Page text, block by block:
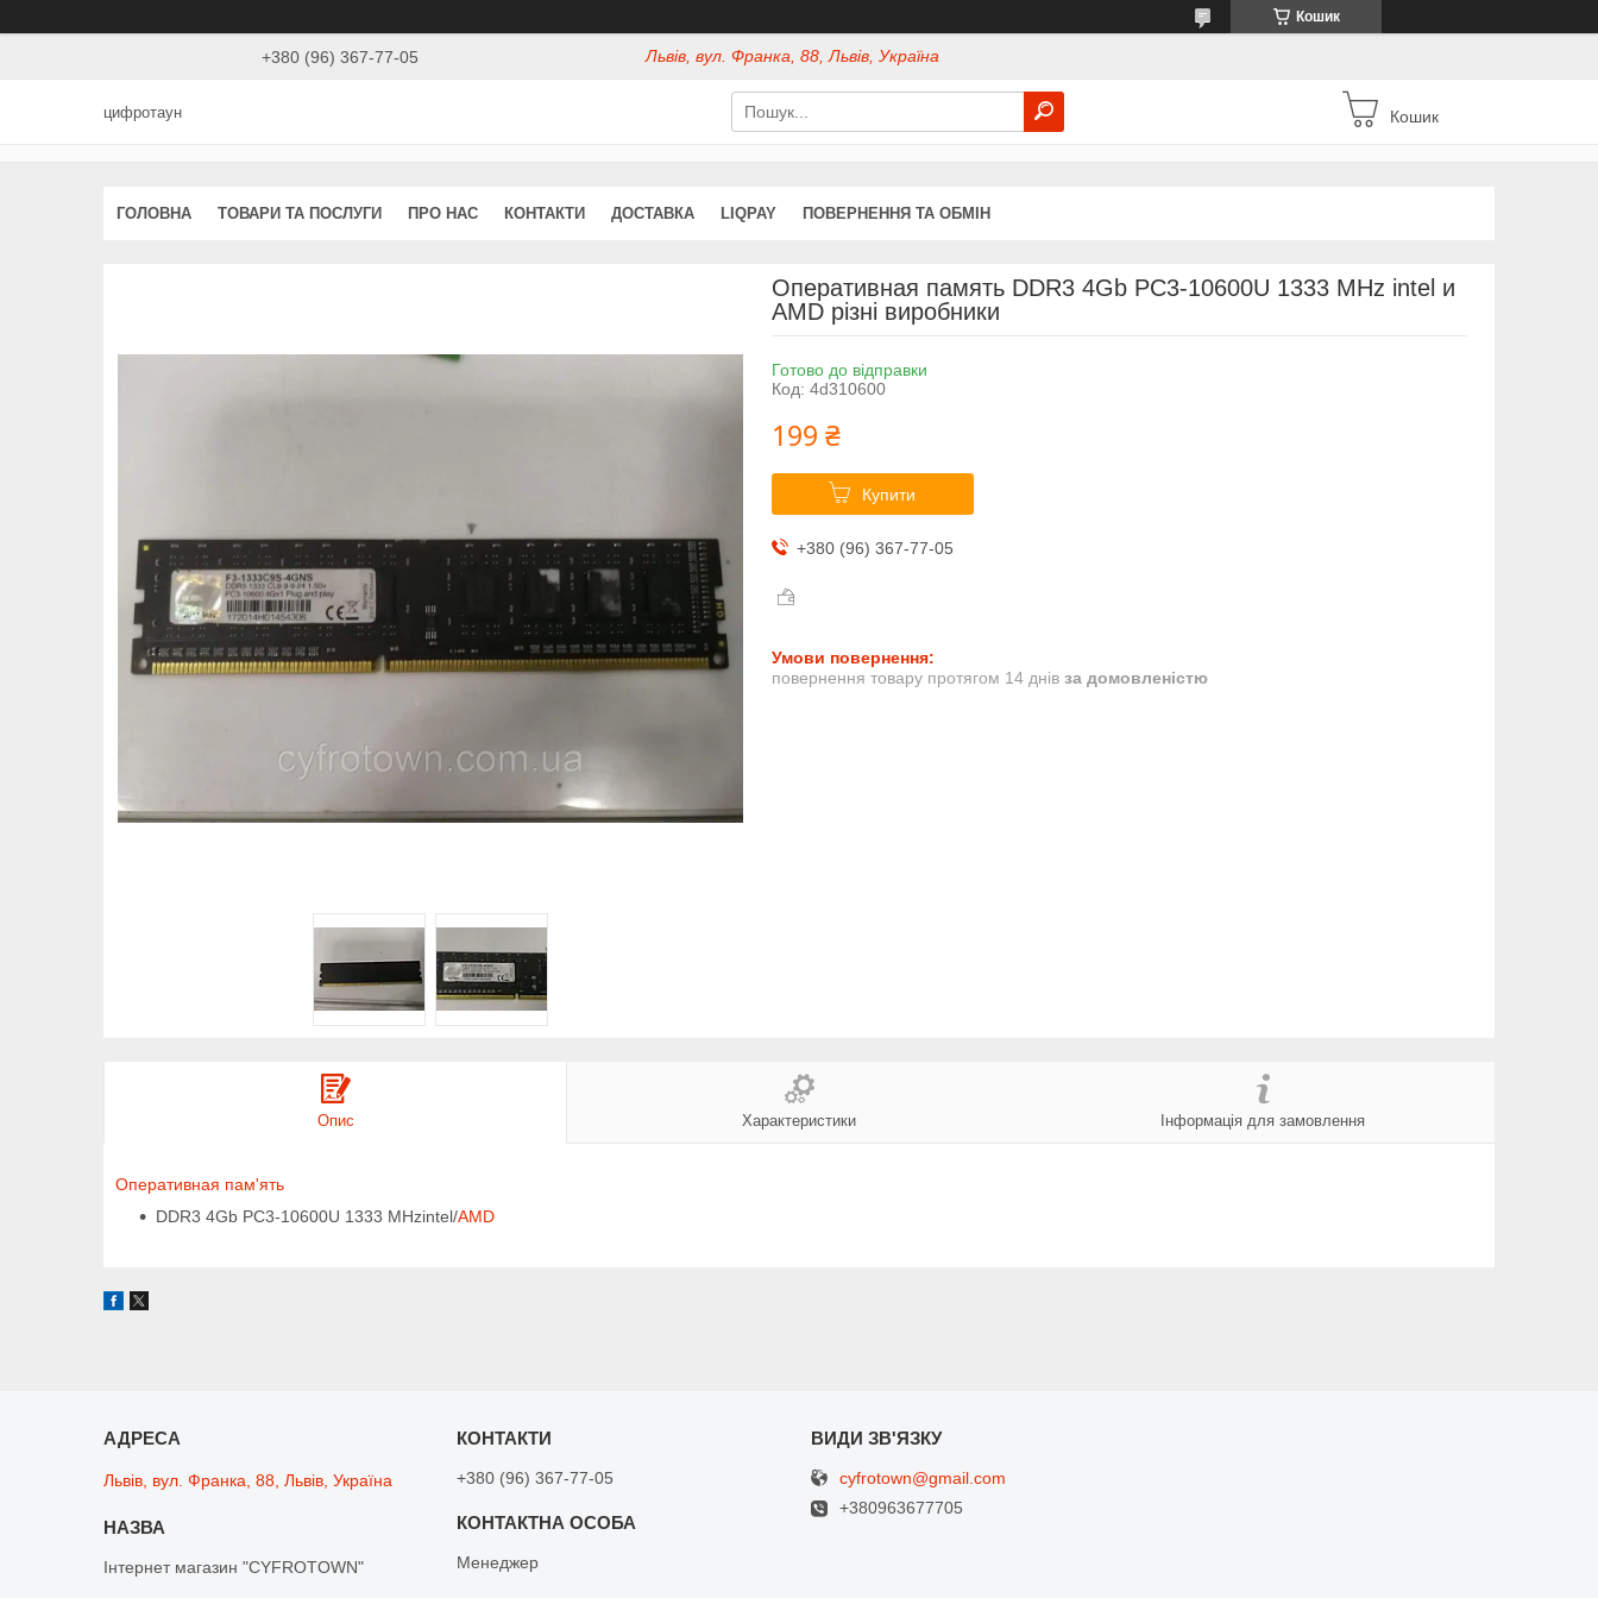
Кошик
+380 (96) 367-77-05 Львів, вул. Франка, 88, Львів, Україна
цифротаун Кошик
ГОЛОВНА ТОВАРИ ТА ПОСЛУГИ ПРО НАС КОНТАКТИ ДОСТАВКА LIQPAY ПОВЕРНЕННЯ ТА ОБМІН
Оперативная память DDR3 4Gb PC3-10600U 1333 MHz intel и
AMD різні виробники
Готово до відправки
Код: 4d310600
199 ₴
Купити
+380 (96) 367-77-05
повернення товару протягом 14 днів за домовленістю
Опис Характеристики Інформація для замовлення
Оперативная пам'ять
DDR3 4Gb PC3-10600U 1333 MHzintel/AMD
Львів, вул. Франка, 88, Львів, Україна
Інтернет магазин "CYFROTOWN"
+380 (96) 367-77-05
Менеджер
cyfrotown@gmail.com
+380963677705